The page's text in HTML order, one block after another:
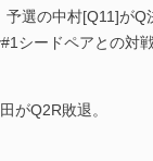
選の中村[Q11]がQ
シードペアとの対戦
がQ2R敗退。